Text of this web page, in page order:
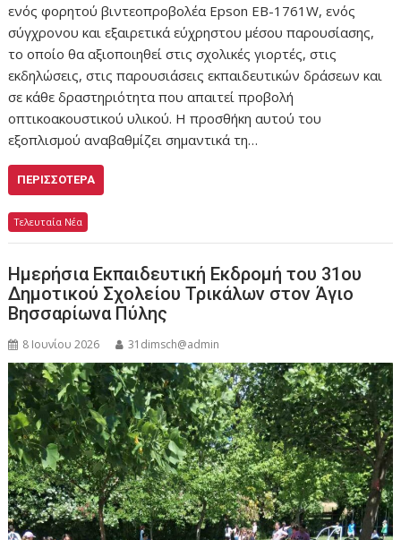
ενός φορητού βιντεοπροβολέα Epson EB-1761W, ενός
σύγχρονου και εξαιρετικά εύχρηστου μέσου παρουσίασης,
το οποίο θα αξιοποιηθεί στις σχολικές γιορτές, στις
εκδηλώσεις, στις παρουσιάσεις εκπαιδευτικών δράσεων και
σε κάθε δραστηριότητα που απαιτεί προβολή
οπτικοακουστικού υλικού. Η προσθήκη αυτού του
εξοπλισμού αναβαθμίζει σημαντικά τη…
ΠΕΡΙΣΣΌΤΕΡΑ
Τελευταία Νέα
Ημερήσια Εκπαιδευτική Εκδρομή του 31ου
Δημοτικού Σχολείου Τρικάλων στον Άγιο
Βησσαρίωνα Πύλης
8 Ιουνίου 2026 31dimsch@admin